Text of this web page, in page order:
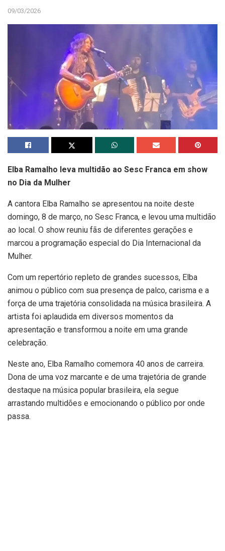
09/03/2026
Elba Ramalho leva multidão ao Sesc Franca em show
no Dia da Mulher
A cantora Elba Ramalho se apresentou na noite deste
domingo, 8 de março, no Sesc Franca, e levou uma multidão
ao local. O show reuniu fãs de diferentes gerações e
marcou a programação especial do Dia Internacional da
Mulher.
Com um repertório repleto de grandes sucessos, Elba
animou o público com sua presença de palco, carisma e a
força de uma trajetória consolidada na música brasileira. A
artista foi aplaudida em diversos momentos da
apresentação e transformou a noite em uma grande
celebração.
Neste ano, Elba Ramalho comemora 40 anos de carreira.
Dona de uma voz marcante e de uma trajetória de grande
destaque na música popular brasileira, ela segue
arrastando multidões e emocionando o público por onde
passa.